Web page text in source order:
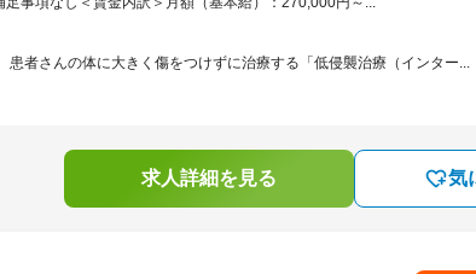
者さんの体に大きく傷をつけずに治療する「低侵襲治療（インター...
求人詳細を見る 気